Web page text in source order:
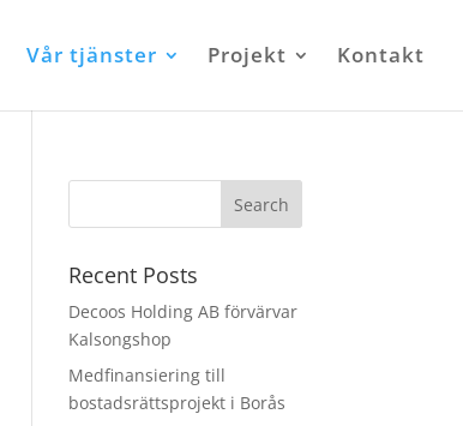
Vår tjänster Projekt Kontakt
Recent Posts
Decoos Holding AB förvärvar
Kalsongshop
Medfinansiering till
bostadsrättsprojekt i Borås